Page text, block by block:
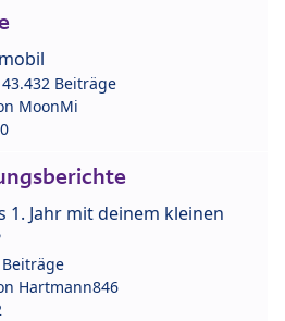
Beiträge
MoonMi
1. Jahr mit deinem kleinen
Hartmann846